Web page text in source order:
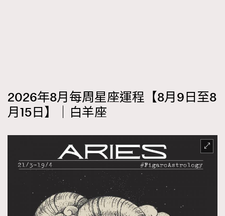
2026年8月每周星座運程【8月9日至8
月15日】｜白羊座